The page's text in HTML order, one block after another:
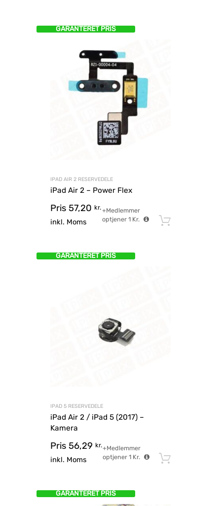
GARANTERET PRIS
IPAD AIR 2 RESERVEDELE
iPad Air 2 – Power Flex
Pris 57,20 kr.
inkl. Moms
+Medlemmer
optjener1 Kr.
GARANTERET PRIS
IPAD 5 RESERVEDELE
iPad Air 2 / iPad 5 (2017) –
Kamera
Pris 56,29 kr.
inkl. Moms
+Medlemmer
optjener 1Kr.
GARANTERET PRIS